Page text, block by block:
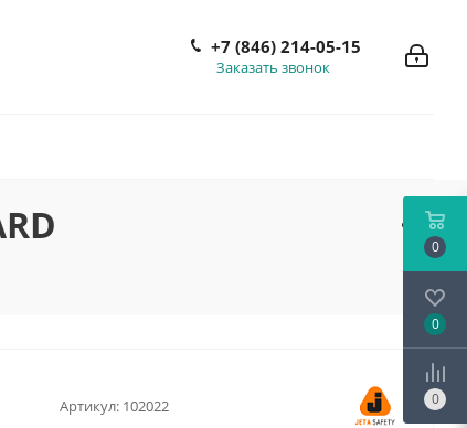
+7 (846) 214-05-15
Заказать звонок
Артикул: 102022
0
0
0